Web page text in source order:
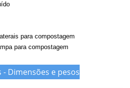
para compostagem
para compostagem
Dimensões e pesos